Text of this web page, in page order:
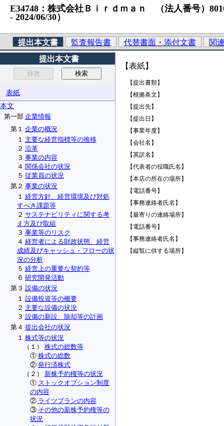
E34748：株式会社Ｂｉｒｄｍａｎ （法人番号）
‐ 2024/06/30）
提出本文書 監査報告書 代替書面・添付文書
関
提出本文書